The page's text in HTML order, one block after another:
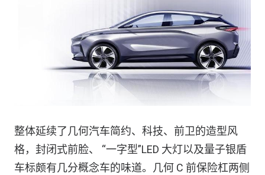
整体延续了几何汽车简约、科技、前卫的造型风
格，封闭式前脸、 “一字型”LED 大灯以及量子银盾
车标颇有几分概念车的味道。几何 C 前保险杠两侧